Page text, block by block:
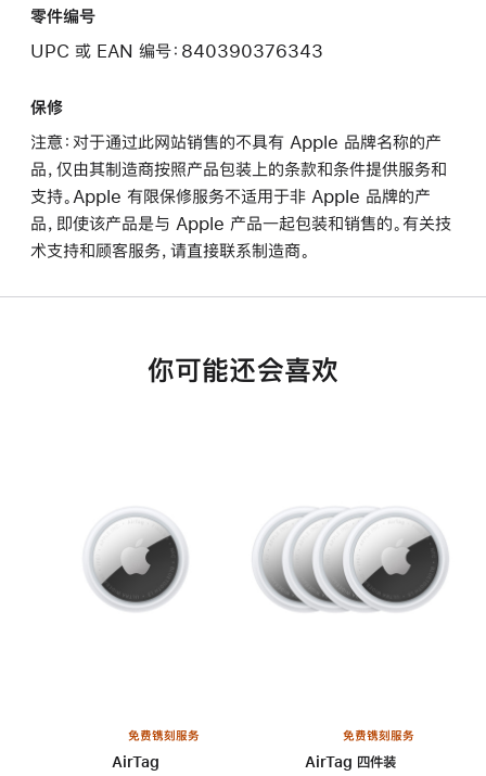
零件编号
UPC 或 EAN 编号：840390376343
保修
注意：对于通过此网站销售的不具有 Apple 品牌名称的产
品，仅由其制造商按照产品包装上的条款和条件提供服务和
支持。Apple 有限保修服务不适用于非 Apple 品牌的产
品，即使该产品是与 Apple 产品一起包装和销售的。有关技
术支持和顾客服务，请直接联系制造商。
你可能还会喜欢
免费镌刻服务
AirTag
免费镌刻服务
AirTag 四件装